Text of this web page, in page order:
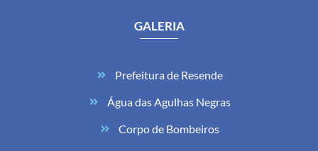
GALERIA
Prefeitura de Resende
Água das Agulhas Negras
Corpo de Bombeiros